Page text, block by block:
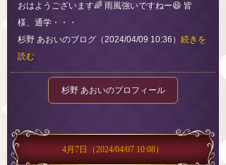
おはようございます🌈 雨風強いですねー😆 皆
様、通学・・・
杉野 あおいのブログ（2024/04/09 10:36） 続きを
読む
杉野 あおいのプロフィール
4月7日 （2024/04/07 10:08）